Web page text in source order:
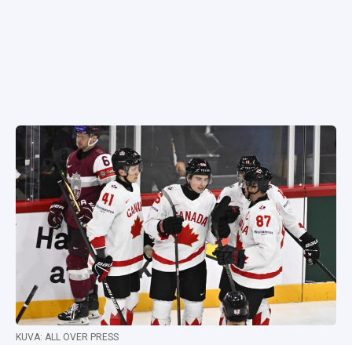
KUVA: ALL OVER PRESS